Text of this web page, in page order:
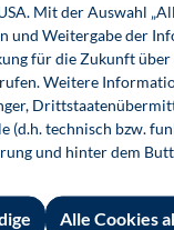
Mit der Auswahl
und Weitergabe der
für die Zukunft über
Weitere
(d.h. technisch bzw.
und hinter dem
Alle Cookies